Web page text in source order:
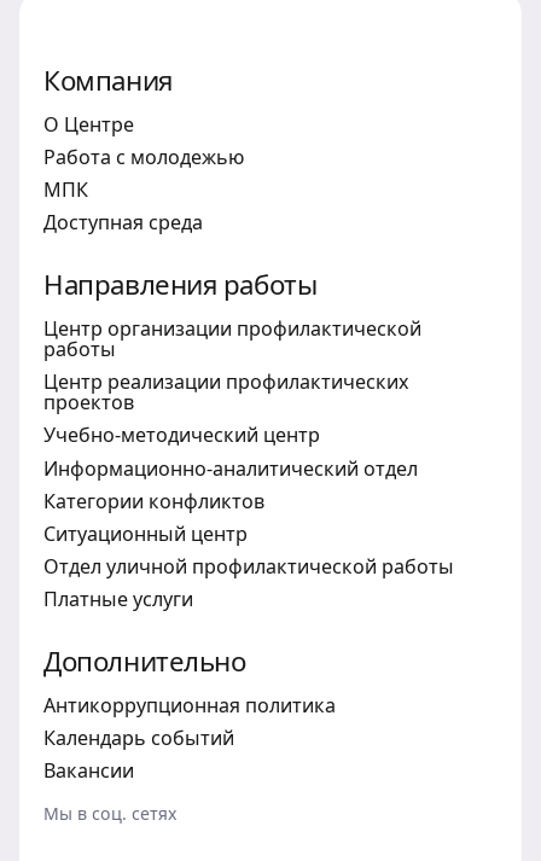
Компания
О Центре
Работа с молодежью
МПК
Доступная среда
Направления работы
Центр организации профилактической
работы
Центр реализации профилактических
проектов
Учебно-методический центр
Информационно-аналитический отдел
Категории конфликтов
Ситуационный центр
Отдел уличной профилактической работы
Платные услуги
Дополнительно
Антикоррупционная политика
Календарь событий
Вакансии
Мы в соц. сетях